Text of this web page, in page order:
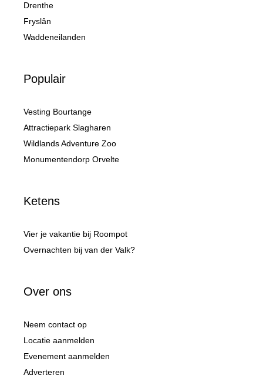
Drenthe
Fryslân
Waddeneilanden
Populair
Vesting Bourtange
Attractiepark Slagharen
Wildlands Adventure Zoo
Monumentendorp Orvelte
Ketens
Vier je vakantie bij Roompot
Overnachten bij van der Valk?
Over ons
Neem contact op
Locatie aanmelden
Evenement aanmelden
Adverteren